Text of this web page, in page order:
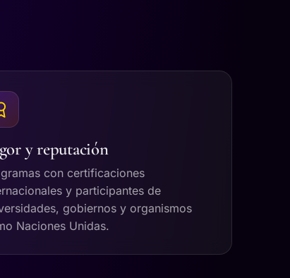
y reputación
con certificaciones
y participantes de
gobiernos y organismos
Naciones Unidas.